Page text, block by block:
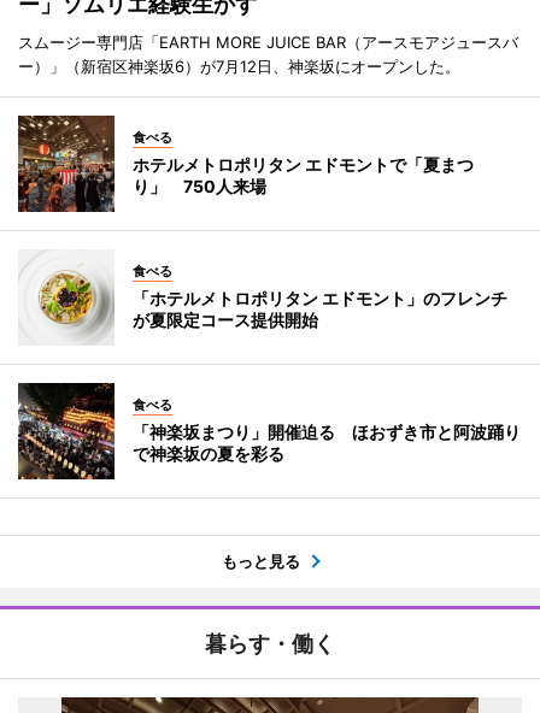
スムージー専門店「EARTH MORE JUICE BAR（アースモアジュースバ
ー）」（新宿区神楽坂6）が7月12日、神楽坂にオープンした。
食べる
ホテルメトロポリタン エドモントで「夏まつ
り」 750人来場
食べる
「ホテルメトロポリタン エドモント」のフレンチ
が夏限定コース提供開始
食べる
「神楽坂まつり」開催迫る ほおずき市と阿波踊り
で神楽坂の夏を彩る
もっと見る
暮らす・働く